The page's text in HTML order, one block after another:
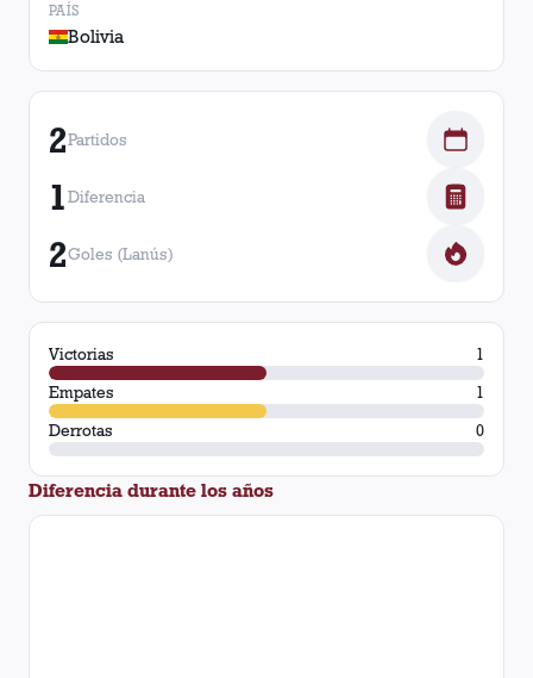
PAÍS
Bolivia
2Partidos
1Diferencia
2Goles (Lanús)
Victorias
1
Empates
1
Derrotas
0
Diferencia durante los años